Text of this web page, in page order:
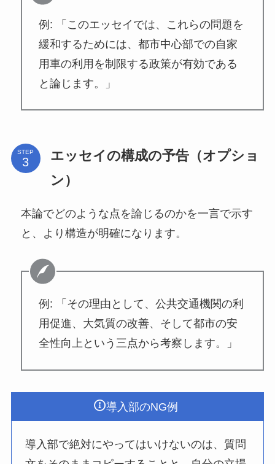
例: 「このエッセイでは、これらの問題を
緩和するためには、都市中心部での自家
用車の利用を制限する政策が有効である
と論じます。」
STEP
エッセイの構成の予告（オプショ
ン）
本論でどのような点を論じるのかを一言で示す
と、より構造が明確になります。
例: 「その理由として、公共交通機関の利
用促進、大気質の改善、そして都市の安
全性向上という三点から考察します。」
導入部のNG例
導入部で絶対にやってはいけないのは、質問